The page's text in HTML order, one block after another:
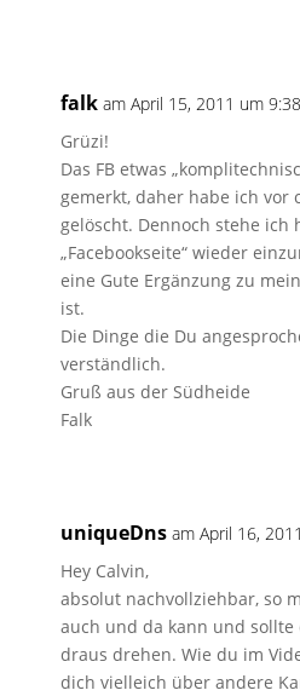
falk am April 15, 2011 um
Grüzi!
Das FB etwas
gemerkt, daher habe ich vor
gelöscht. Dennoch stehe ich
„Facebookseite“ wieder
eine Gute Ergänzung zu
ist.
Die Dinge die Du
verständlich.
Gruß aus der Südheide
Falk
uniqueDns am April 16,
Hey Calvin,
absolut nachvollziehbar, so
auch und da kann und
draus drehen. Wie du im
dich vielleich über andere